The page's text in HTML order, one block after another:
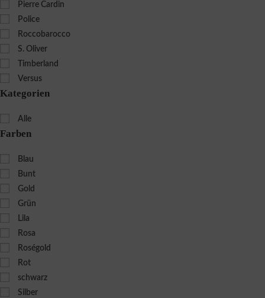
Pierre Cardin
Police
Roccobarocco
S. Oliver
Timberland
Versus
Kategorien
Alle
Farben
Blau
Bunt
Gold
Grün
Lila
Rosa
Roségold
Rot
schwarz
Silber